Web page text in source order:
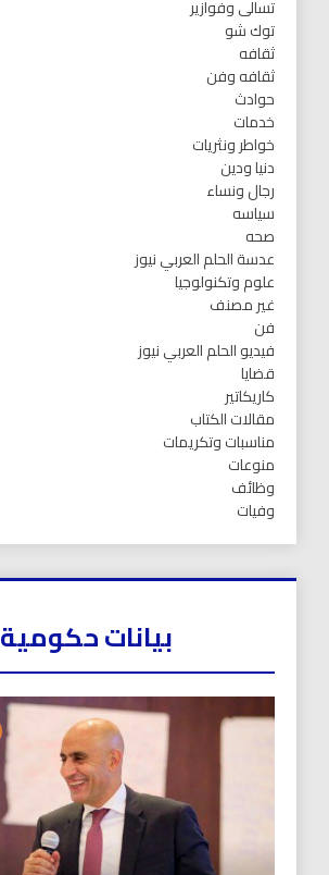
تسالى وفوازير
توك شو
ثقافه
ثقافه وفن
حوادث
خدمات
خواطر ونثريات
دنيا ودين
رجال ونساء
سياسه
صحه
عدسة الحلم العربي نيوز
علوم وتكنولوجيا
غير مصنف
فن
فيديو الحلم العربي نيوز
قضايا
كاريكاتير
مقالات الكتاب
مناسبات وتكريمات
منوعات
وظائف
وفيات
بيانات حكومية